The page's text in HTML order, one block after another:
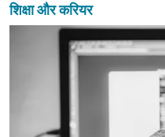
शिक्षा और करियर